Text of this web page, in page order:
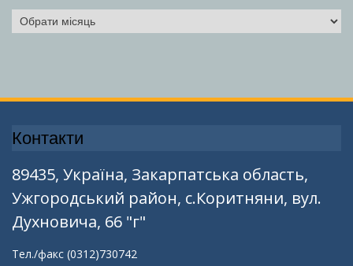
Архіви
Контакти
89435, Україна, Закарпатська область,
Ужгородський район, с.Коритняни, вул.
Духновича, 66 "г"
Тел./факс (0312)730742